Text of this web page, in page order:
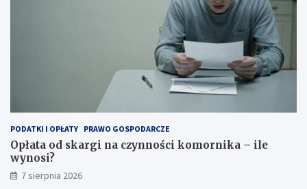
PODATKI I OPŁATY PRAWO GOSPODARCZE
Opłata od skargi na czynności komornika – ile
wynosi?
7 sierpnia 2026